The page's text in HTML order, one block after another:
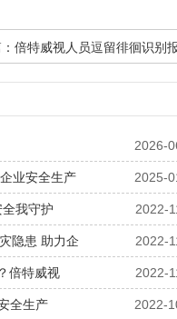
倍特威视人员逗留徘徊识别
2026-
2025-
业安全生产
2022-
我守护
2022-
隐患 助力企
2022-
倍特威视
2022-
全生产